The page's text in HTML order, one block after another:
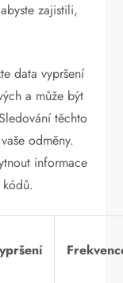
zajistili,
data vypršení
a může být
těchto
odměny.
informace